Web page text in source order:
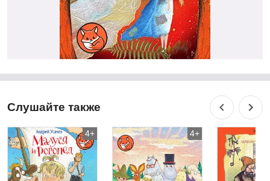
Слушайте также
4+ 4+